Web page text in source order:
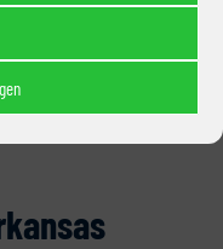
bereits hervorragende
dem Erkennen von
um auf NFL-Niveau
aufgrund der deutlichen